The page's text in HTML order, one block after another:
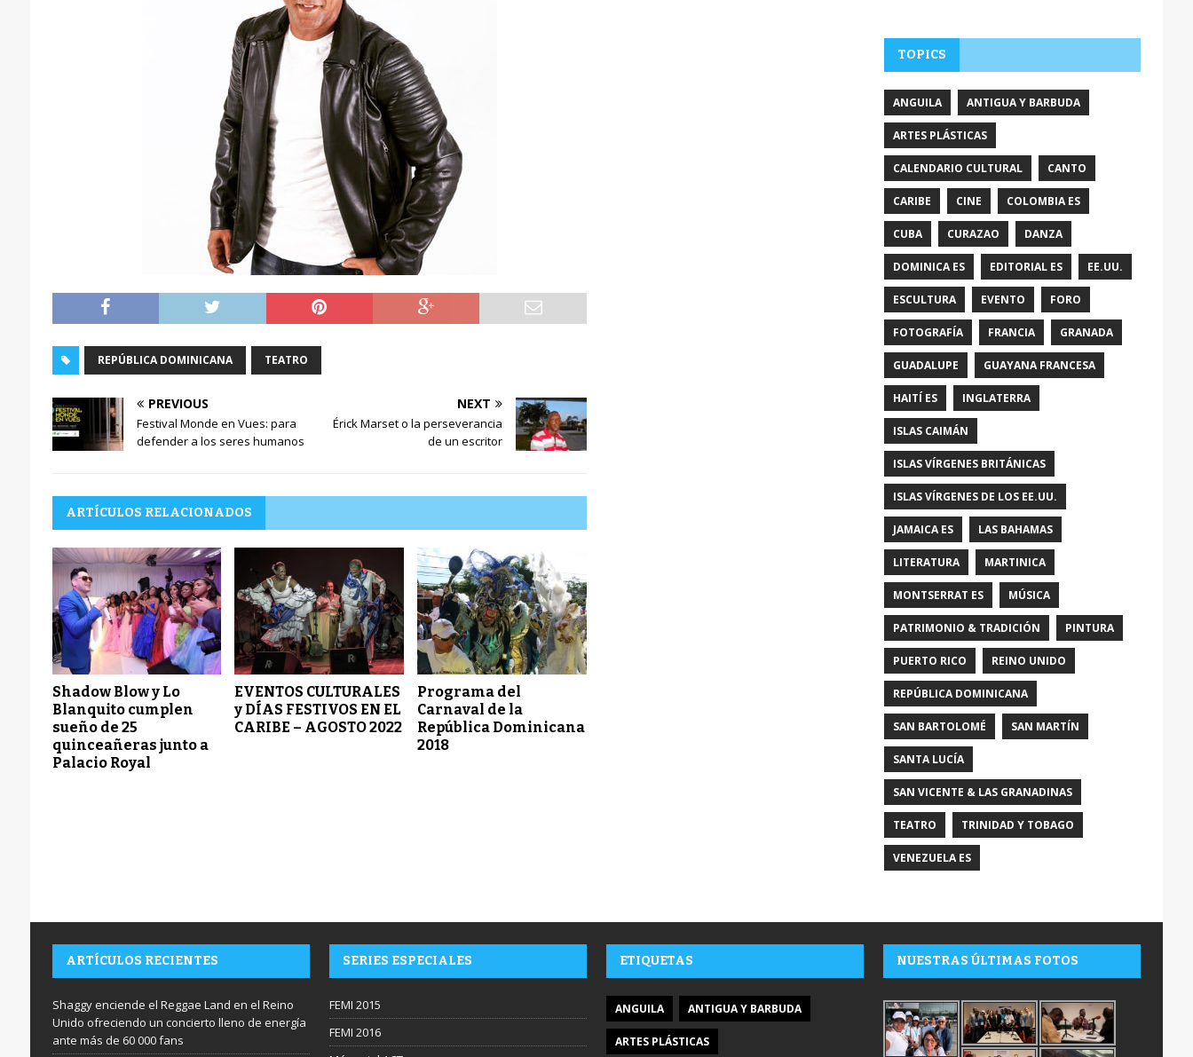
REPÚBLICA DOMINICANA TEATRO
PREVIOUS
Festival Monde en Vues: para
defender a los seres humanos
NEXT
Érick Marset o la perseverancia
de un escritor
ARTÍCULOS RELACIONADOS
Shadow Blow y Lo
Blanquito cumplen
sueño de 25
quinceañeras junto a
Palacio Royal
EVENTOS CULTURALES
y DÍAS FESTIVOS EN EL
CARIBE – AGOSTO 2022
Programa del
Carnaval de la
República Dominicana
2018
TOPICS
ANGUILA ANTIGUA Y BARBUDA
ARTES PLÁSTICAS
CALENDARIO CULTURAL CANTO
CARIBE CINE COLOMBIA ES
CUBA CURAZAO DANZA
DOMINICA ES EDITORIAL ES EE.UU.
ESCULTURA EVENTO FORO
FOTOGRAFÍA FRANCIA GRANADA
GUADALUPE GUAYANA FRANCESA
HAITÍ ES INGLATERRA
ISLAS CAIMÁN
ISLAS VÍRGENES BRITÁNICAS
ISLAS VÍRGENES DE LOS EE.UU.
JAMAICA ES LAS BAHAMAS
LITERATURA MARTINICA
MONTSERRAT ES MÚSICA
PATRIMONIO & TRADICIÓN PINTURA
PUERTO RICO REINO UNIDO
REPÚBLICA DOMINICANA
SAN BARTOLOMÉ SAN MARTÍN
SANTA LUCÍA
SAN VICENTE & LAS GRANADINAS
TEATRO TRINIDAD Y TOBAGO
VENEZUELA ES
ARTÍCULOS RECIENTES
Shaggy enciende el Reggae Land en el Reino
Unido ofreciendo un concierto lleno de energía
ante más de 60 000 fans
SERIES ESPECIALES
FEMI 2015
FEMI 2016
ETIQUETAS
ANGUILA ANTIGUA Y BARBUDA
ARTES PLÁSTICAS
NUESTRAS ÚLTIMAS FOTOS